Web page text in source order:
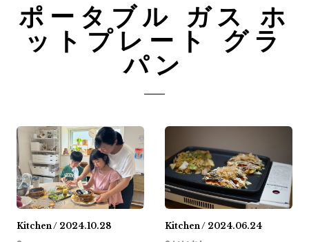
ポータブル ガス ホ
ットプレート グラ
パン
Kitchen / 2024.10.28 Kitchen / 2024.06.24